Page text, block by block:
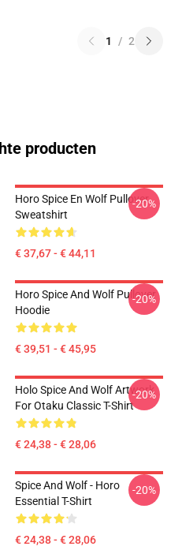
1 / 2
producten
Horo Spice En Wolf Pullover
Sweatshirt
€ 37,67 - € 44,11
-20%
Horo Spice And Wolf Pullover
Hoodie
€ 39,51 - € 45,95
-20%
Holo Spice And Wolf Artwork
For Otaku Classic T-Shirt
€ 24,38 - € 28,06
-20%
Spice And Wolf - Horo
Essential T-Shirt
€ 24,38 - € 28,06
-20%